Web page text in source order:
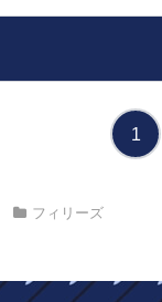
1
フィリーズ